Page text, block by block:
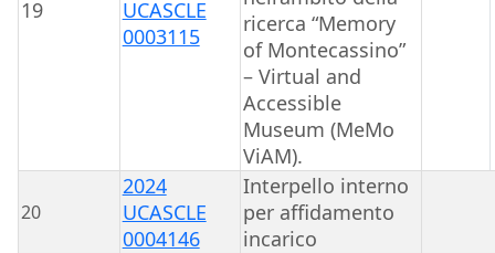
19
UCASCLE
0003115
ricerca “Memory
of Montecassino”
– Virtual and
Accessible
Museum (MeMo
ViAM).
20
2024
UCASCLE
0004146
Interpello interno
per affidamento
incarico